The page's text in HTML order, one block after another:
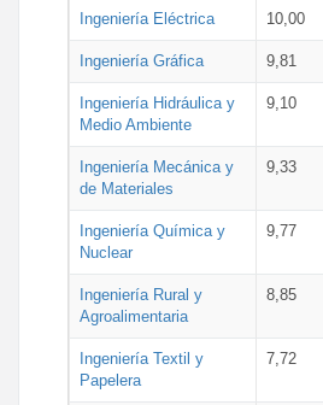
Ingeniería Eléctrica 10,00
Ingeniería Gráfica 9,81
Ingeniería Hidráulica y
Medio Ambiente
9,10
Ingeniería Mecánica y
de Materiales
9,33
Ingeniería Química y
Nuclear
9,77
Ingeniería Rural y
Agroalimentaria
8,85
Ingeniería Textil y
Papelera
7,72